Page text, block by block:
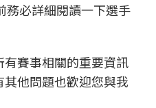
務必詳細閱讀一下選手
賽事相關的重要資訊
他問題也歡迎您與我